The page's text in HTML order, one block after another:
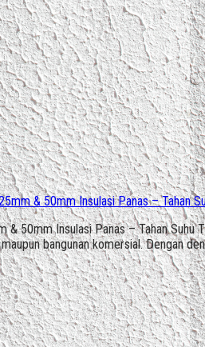
& 50mm Insulasi Panas – Tahan
& 50mm Insulasi Panas – Tahan
bangunan komersial. Dengan